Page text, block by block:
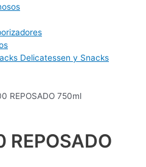
Delicatessen y Snacks
REPOSADO 750ml
REPOSADO